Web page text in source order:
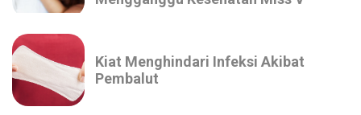
Kiat Menghindari Infeksi Akibat
Pembalut